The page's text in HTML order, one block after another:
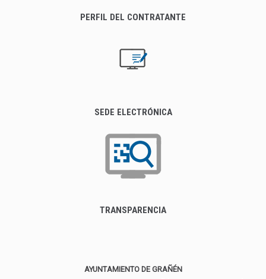
PERFIL DEL CONTRATANTE
SEDE ELECTRÓNICA
TRANSPARENCIA
AYUNTAMIENTO DE GRAÑÉN